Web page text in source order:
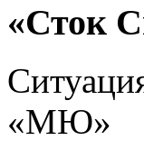
«Сток
«МЮ»